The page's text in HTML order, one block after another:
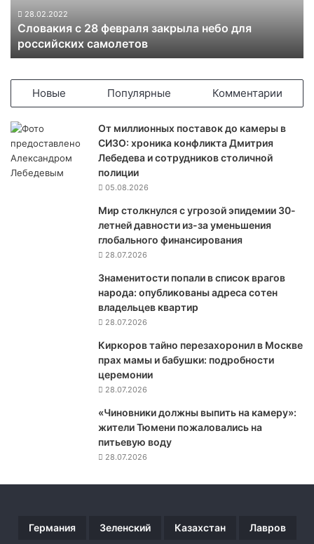
8
а
л
я
з
к
28.02.2022
Словакия с 28 февраля закрыла небо для
российских самолетов
Новые Популярные Комментарии
От миллионных поставок до камеры в
СИЗО: хроника конфликта Дмитрия
Лебедева и сотрудников столичной
полиции
05.08.2026
Мир столкнулся с угрозой эпидемии 30-
летней давности из-за уменьшения
глобального финансирования
28.07.2026
Знаменитости попали в список врагов
народа: опубликованы адреса сотен
владельцев квартир
28.07.2026
Киркоров тайно перезахоронил в Москве
прах мамы и бабушки: подробности
церемонии
28.07.2026
«Чиновники должны выпить на камеру»:
жители Тюмени пожаловались на
питьевую воду
28.07.2026
Германия Зеленский Казахстан Лавров